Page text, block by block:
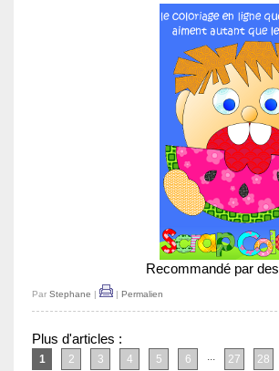
Recommandé par des
Par Stephane Permalien
Plus d'articles :
1 2 3 4 5 6 ... 27 28